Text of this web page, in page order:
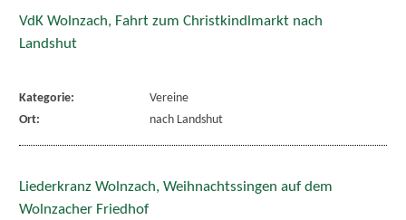
VdK Wolnzach, Fahrt zum Christkindlmarkt nach
Landshut
Kategorie:
Vereine
Ort:
nach Landshut
Liederkranz Wolnzach, Weihnachtssingen auf dem
Wolnzacher Friedhof